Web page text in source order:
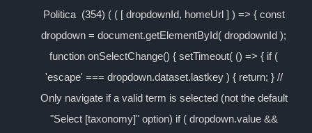
Politica (354) ( ( [ dropdownId, homeUrl ] ) => { const
dropdown = document.getElementById( dropdownId );
function onSelectChange() { setTimeout( () => { if (
'escape' === dropdown.dataset.lastkey ) { return; } //
Only navigate if a valid term is selected (not the default
"Select [taxonomy]" option) if ( dropdown.value &&